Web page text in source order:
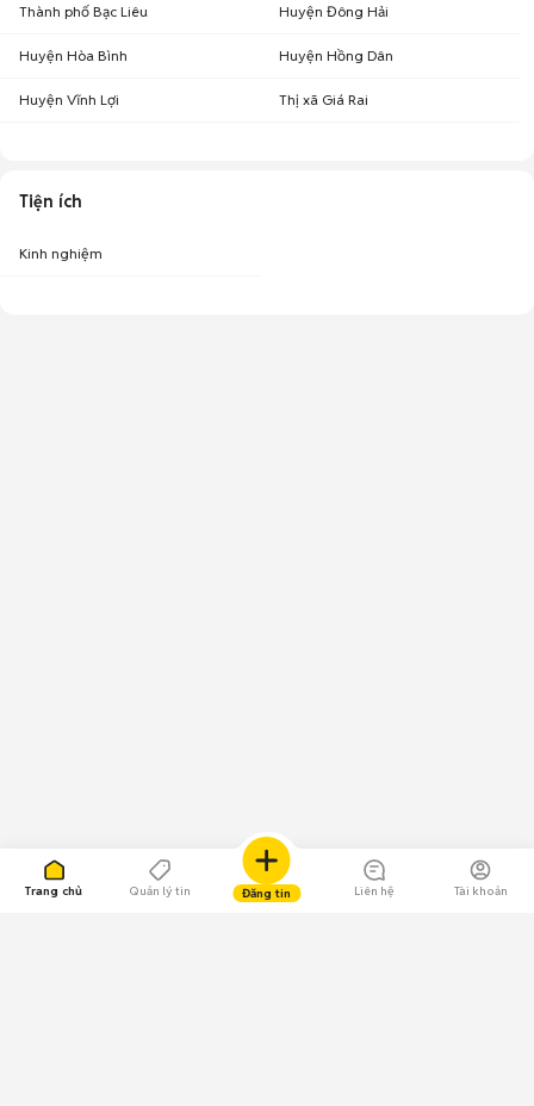
Trang chủ Quản lý tin Đăng tin Liên hệ Tài khoản
Thành phố Bạc Liêu Huyện Đông Hải
Huyện Hòa Bình Huyện Hồng Dân
Huyện Vĩnh Lợi Thị xã Giá Rai
Tiện ích
Kinh nghiệm